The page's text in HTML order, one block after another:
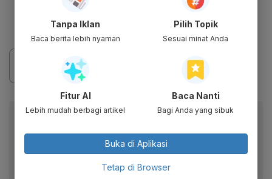
Baca artikel ini lewat aplikasi mobile.
Dapatkan pengalaman membaca lebih nyaman dan nikmati
fitur menarik lainnya lewat aplikasi mobile Katadata.
Tanpa Iklan
Baca berita lebih nyaman
Pilih Topik
Sesuai minat Anda
Fitur AI
Lebih mudah berbagi artikel
Baca Nanti
Bagi Anda yang sibuk
Buka di Aplikasi
Tetap di Browser